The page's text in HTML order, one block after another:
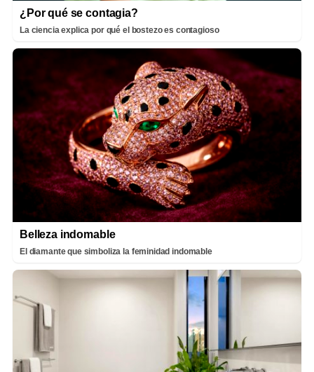
¿Por qué se contagia?
La ciencia explica por qué el bostezo es contagioso
Belleza indomable
El diamante que simboliza la feminidad indomable